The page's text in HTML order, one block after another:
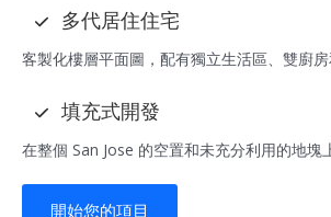
多代居住住宅
客製化樓層平面圖，配有獨立生活區、雙廚房
填充式開發
在整個 San Jose 的空置和未充分利用的地塊
開始您的項目